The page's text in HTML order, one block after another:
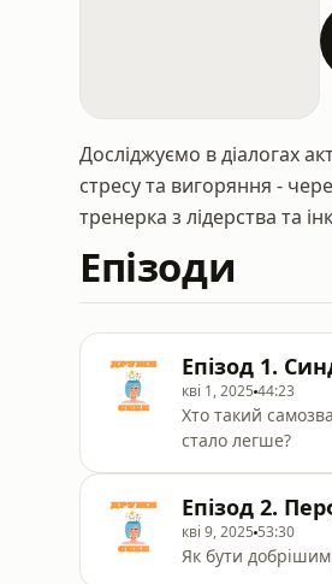
Досліджуємо в діалогах
стресу та вигоряння -
тренерка з лідерства та
Епізоди
Епізод 1.
кві 1, 2025 44:23
Хто такий
стало легше?
Епізод 2.
кві 9, 2025 53:30
Як бути